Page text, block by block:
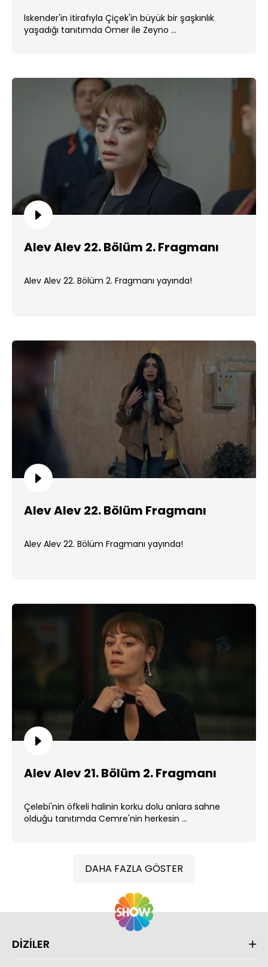
İskender'in itirafıyla Çiçek'in büyük bir şaşkınlık
yaşadığı tanıtımda Ömer ile Zeyno ...
Alev Alev 22. Bölüm 2. Fragmanı
Alev Alev 22. Bölüm 2. Fragmanı yayında!
Alev Alev 22. Bölüm Fragmanı
Alev Alev 22. Bölüm Fragmanı yayında!
Alev Alev 21. Bölüm 2. Fragmanı
Çelebi'nin öfkeli halinin korku dolu anlara sahne
olduğu tanıtımda Cemre'nin herkesin ...
DAHA FAZLA GÖSTER
DİZİLER